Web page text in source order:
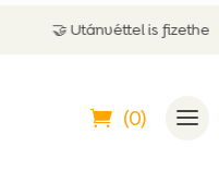
is fizethetsz
(0)